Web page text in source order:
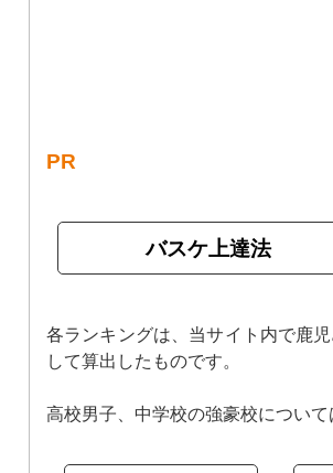
PR
バスケ上達法
各ランキングは、当サイト内で鹿
して算出したものです。
高校男子、中学校の強豪校につい